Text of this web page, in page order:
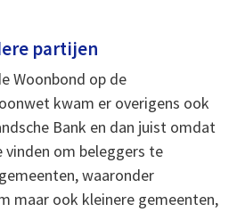
partijen
Woonbond op de
kwam er overigens ook
Bank en dan juist omdat
vinden om beleggers te
waaronder
maar ook kleinere gemeenten,